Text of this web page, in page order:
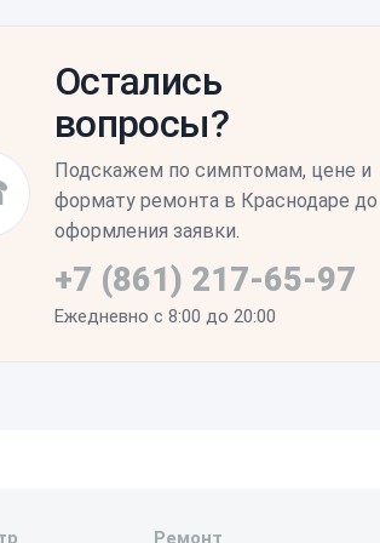
нажимаются без
Дополнительная настройка
замены обычно не требуется.
Остались
вопросы?
Подскажем по симптомам, цене и
формату ремонта в Краснодаре до
оформления заявки.
+7 (861) 217-65-97
Ежедневно с 8:00 до 20:00
Ремонт